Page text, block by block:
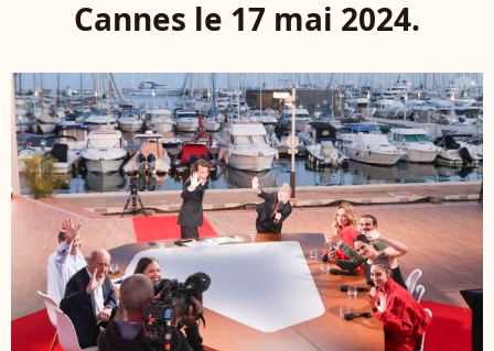
Cannes le 17 mai 2024.